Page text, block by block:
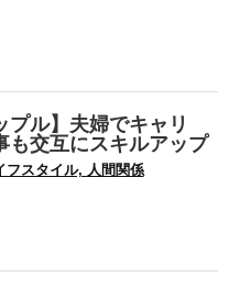
プル】夫婦でキャリ
も交互にスキルアップ
フスタイル, 人間関係